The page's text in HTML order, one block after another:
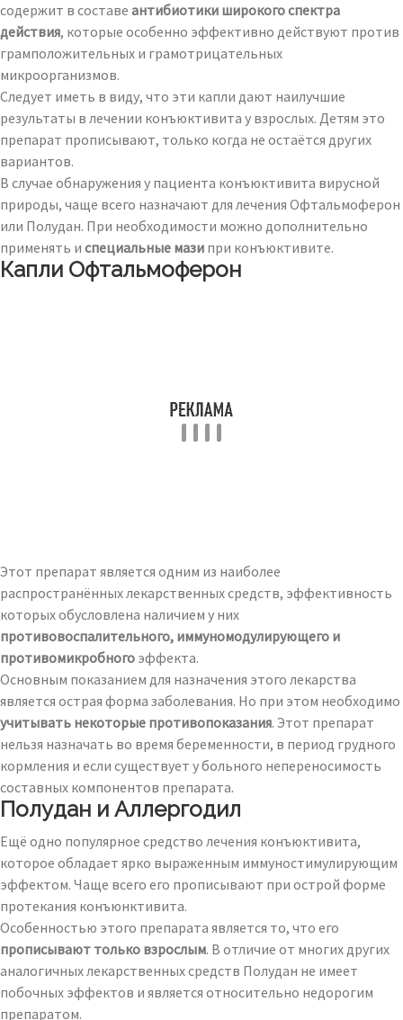
содержит в составе антибиотики широкого спектра
действия, которые особенно эффективно действуют против
грамположительных и грамотрицательных
микроорганизмов.
Следует иметь в виду, что эти капли дают наилучшие
результаты в лечении конъюктивита у взрослых. Детям это
препарат прописывают, только когда не остаётся других
вариантов.
В случае обнаружения у пациента конъюктивита вирусной
природы, чаще всего назначают для лечения Офтальмоферон
или Полудан. При необходимости можно дополнительно
применять и специальные мази при конъюктивите.
Капли Офтальмоферон
Этот препарат является одним из наиболее
распространённых лекарственных средств, эффективность
которых обусловлена наличием у них
противовоспалительного, иммуномодулирующего и
противомикробного эффекта.
Основным показанием для назначения этого лекарства
является острая форма заболевания. Но при этом необходимо
учитывать некоторые противопоказания. Этот препарат
нельзя назначать во время беременности, в период грудного
кормления и если существует у больного непереносимость
составных компонентов препарата.
Полудан и Аллергодил
Ещё одно популярное средство лечения конъюктивита,
которое обладает ярко выраженным иммуностимулирующим
эффектом. Чаще всего его прописывают при острой форме
протекания конъюнктивита.
Особенностью этого препарата является то, что его
прописывают только взрослым. В отличие от многих других
аналогичных лекарственных средств Полудан не имеет
побочных эффектов и является относительно недорогим
препаратом.